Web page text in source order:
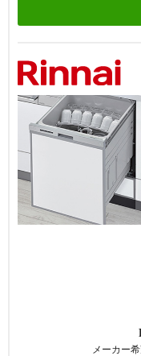
メーカー